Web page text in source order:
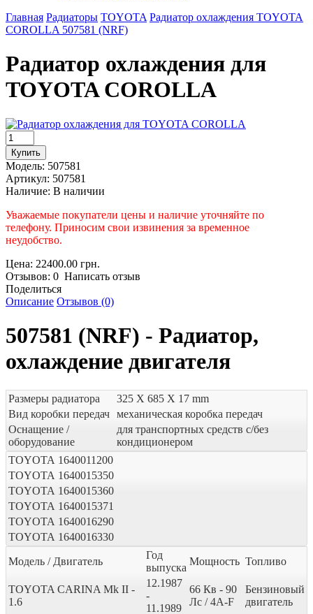
Главная Радиаторы TOYOTA Радиатор охлаждения TOYOTA
COROLLA 507581 (NRF)
Радиатор охлаждения для
TOYOTA COROLLA
Модель: 507581
Артикул: 507581
Наличие: В наличии
Уважаемые покупатели цены и наличие уточняйте по
телефону. Приносим свои извинения за временное
неудобство.
Цена: 22400.00 грн.
Отзывов: 0 Написать отзыв
Поделиться
Описание Отзывов (0)
507581 (NRF) - Радиатор,
охлаждение двигателя
Размеры радиатора
325 X 685 X 17 mm
Вид коробки передач механическая коробка передач
Оснащение /
оборудование
для транспортных средств с/без
кондиционером
TOYOTA 1640011200
TOYOTA 1640015350
TOYOTA 1640015360
TOYOTA 1640015371
TOYOTA 1640016290
TOYOTA 1640016330
Модель / Двигатель
Год
выпуска
Мощность Топливо
TOYOTA CARINA Mk II -
1.6
12.1987
-
11.1989
66 Кв - 90
Лс / 4A-F
Бензиновый
двигатель